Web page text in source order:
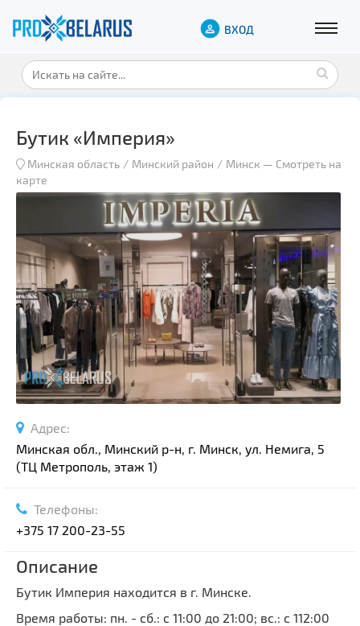
ВХОД
Бутик «Империя»
Минская область Минский район Минск — Смотреть на
карте
Адрес:
Минская обл., Минский р-н, г. Минск, ул. Немига, 5
(ТЦ Метрополь, этаж 1)
Телефоны:
+375 17 200-23-55
Описание
Бутик Империя находится в г. Минске.
Время работы: пн. - сб.: с 11:00 до 21:00; вс.: с 112:00